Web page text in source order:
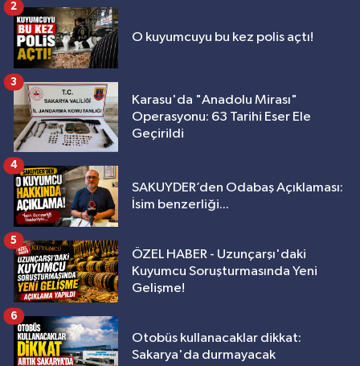
O kuyumcuyu bu kez polis açtı!
2
Karasu'da "Anadolu Mirası"
Operasyonu: 63 Tarihi Eser Ele
Geçirildi
3
SAKUYDER’den Odabaş Açıklaması:
İsim benzerliği...
4
ÖZEL HABER - Uzunçarşı'daki
Kuyumcu Soruşturmasında Yeni
Gelişme!
5
Otobüs kullanacaklar dikkat:
Sakarya'da durmayacak
6